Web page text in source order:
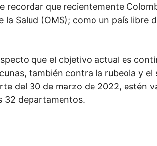
recordar que recientemente
la Salud (OMS); como un país libre
que el objetivo actual es
también contra la rubeola y el
del 30 de marzo de 2022, estén
32 departamentos.